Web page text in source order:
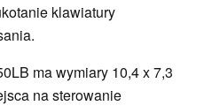
klawiatury
ma wymiary 10,4 x 7,3
na sterowanie